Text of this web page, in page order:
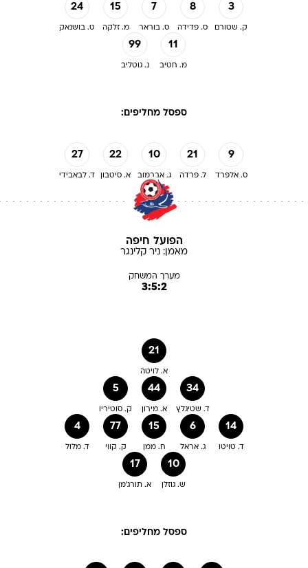
24
ט. בושנאק
15
מ. זלקה
7
ס. בוראר
8
ס. פדידה
3
ק. שטורם
99
נ. גוטליב
11
מ. חטיב
ספסל מחליפים:
27
ד. לבאבידי
22
א. סיטבון
10
ג. אברמוב
21
ל. פרדה
9
ס. אלפרד
הפועל חיפה
מאמן: ניר קלינגר
מערך המשחק
3:5:2
21
א. לויטה
5
ק. סוטיריו
44
א. מירון
34
ד. שטיגלץ
4
ד. מלול
77
ק. קווי
15
ח. ממן
6
ג. אראל
14
ד. טויטו
17
א. תורג'מן
10
ש. גוזלן
ספסל מחליפים: